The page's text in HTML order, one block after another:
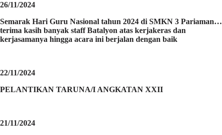
26/11/2024
Semarak Hari Guru Nasional tahun 2024 di SMKN 3 Pariaman…
terima kasih banyak staff Batalyon atas kerjakeras dan
kerjasamanya hingga acara ini berjalan dengan baik
22/11/2024
PELANTIKAN TARUNA/I ANGKATAN XXII
21/11/2024